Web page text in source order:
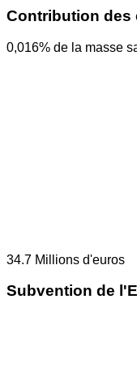
Contribution des
0,016% de la masse
34.7 Millions d'euros
Subvention de